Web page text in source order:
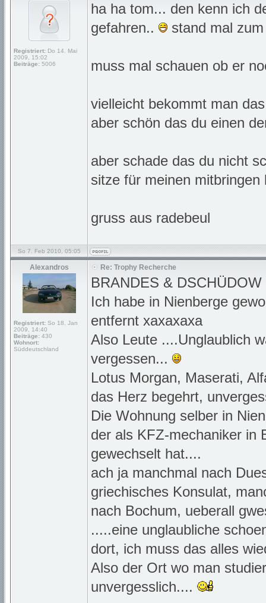
Registriert: Do 14. Mai
2009, 15:02
Beiträge: 5006
ha ha tom... den kenn ich
gefahren..
stand mal
muss mal schauen ob er
vielleicht bekommt man
aber schön das du einen
aber schade das du nicht
sitze für meinen mitbringen
gruss aus radebeul
So 7. Feb 2010, 05:05
Alexandros
Registriert: So 18. Jan
2009, 14:40
Beiträge: 430
Wohnort:
Süddeutschland
Re: Trophy Recherche
BRANDES &
Ich habe in Nienberge
entfernt xaxaxaxa
Also Leute ....Unglaublich
vergessen...
Lotus Morgan, Maserati,
das Herz begehrt,
Die Wohnung selber in
der als KFZ-mechaniker in
gewechselt hat....
ach ja manchmal nach
griechisches Konsulat,
nach Bochum, ueberall
.....eine unglaubliche
dort, ich muss das alles
Also der Ort wo man
unvergesslich....